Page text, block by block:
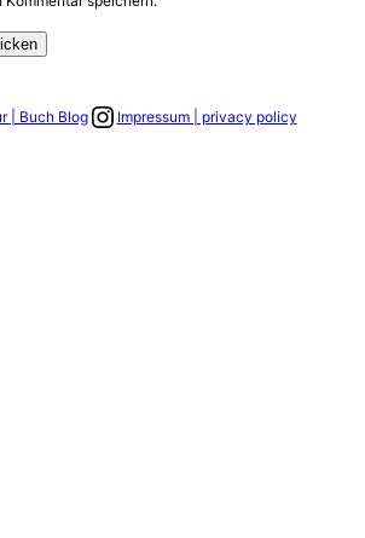
| Buch BlogLink zum Instagram Account
Impressum | privacy policy